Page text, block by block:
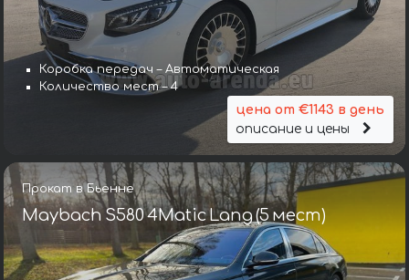
Коробка передач – Автоматическая
Количество мест – 4
цена от €1143 в день
описание и цены
Прокат в Бьенне
Maybach S580 4Matic Lang (5 мест)